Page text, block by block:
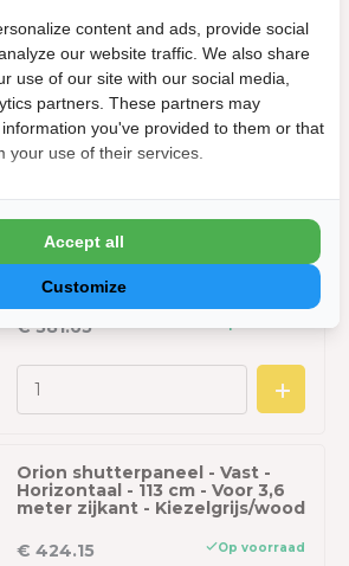
Kantelbaar - Horizontaal - 113
cm - Voor 3,6 meter zijkant -
Kiezelgrijs/Wood
€ 539.10
Op voorraad
Orion shutterpaneel - Vast -
Horizontaal - 113 cm - Voor 3,6
meter zijkant - Kiezelgrijs
€ 381.65
Orion shutterpaneel - Vast -
Horizontaal - 113 cm - Voor 3,6
meter zijkant - Kiezelgrijs/wood
€ 424.15
Op voorraad
content and ads, provide social
our website traffic. We also share
use of our site with our social media,
partners. These partners may
you've provided to them or that
your use of their services.
Customize
Accept all